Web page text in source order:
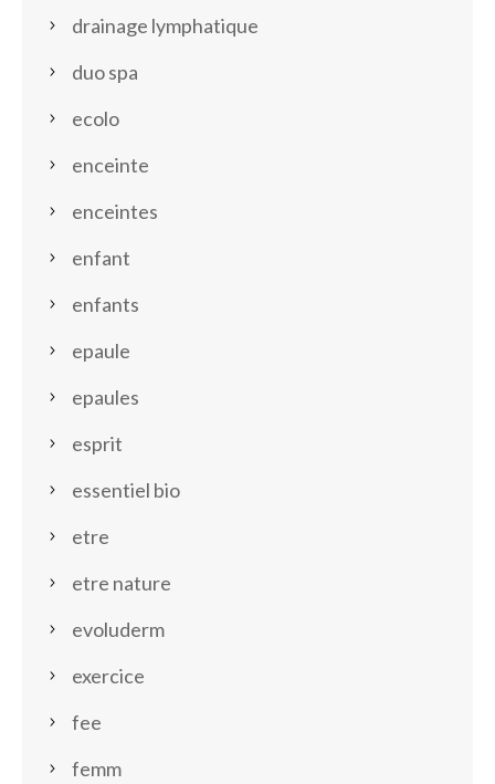
drainage lymphatique
duo spa
ecolo
enceinte
enceintes
enfant
enfants
epaule
epaules
esprit
essentiel bio
etre
etre nature
evoluderm
exercice
fee
femm